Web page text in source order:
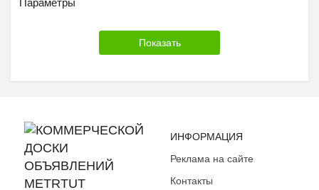
Параметры
ИНФОРМАЦИЯ
Реклама на сайте
Контакты